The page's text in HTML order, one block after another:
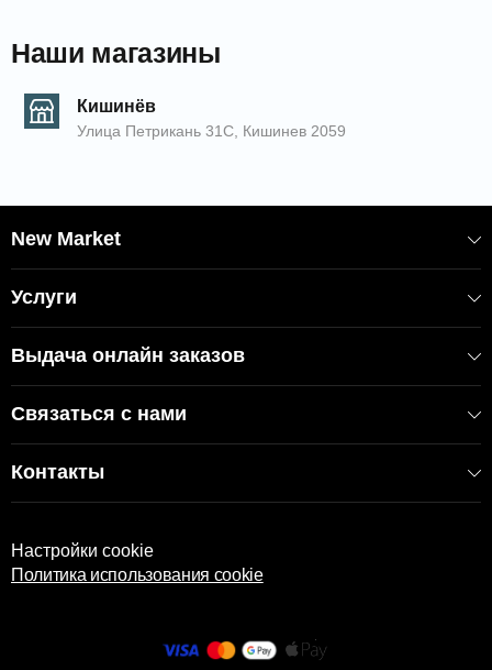
мерсеризации, без добавления других
против сминания
Инструкции по уходу:
ВАЖНО: Постельное белье возврату не подлежит, за
исключением случаев заводского брака.
АРТИКУЛ: 55400
Наши магазины
Кишинёв
Улица Петрикань 31С, Кишинев 2059
New Market
Услуги
Выдача онлайн заказов
Связаться с нами
Контакты
Настройки cookie
Политика использования cookie